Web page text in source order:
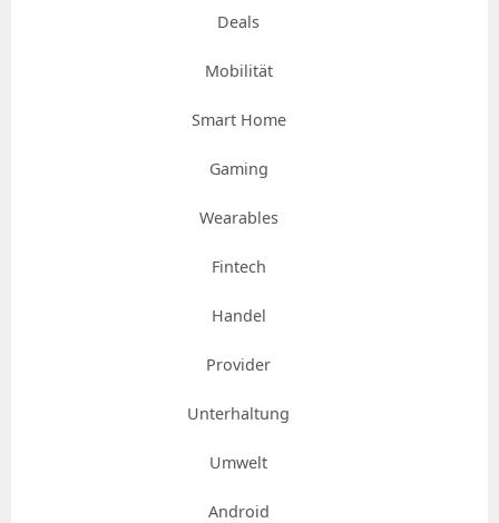
Deals
Mobilität
Smart Home
Gaming
Wearables
Fintech
Handel
Provider
Unterhaltung
Umwelt
Android